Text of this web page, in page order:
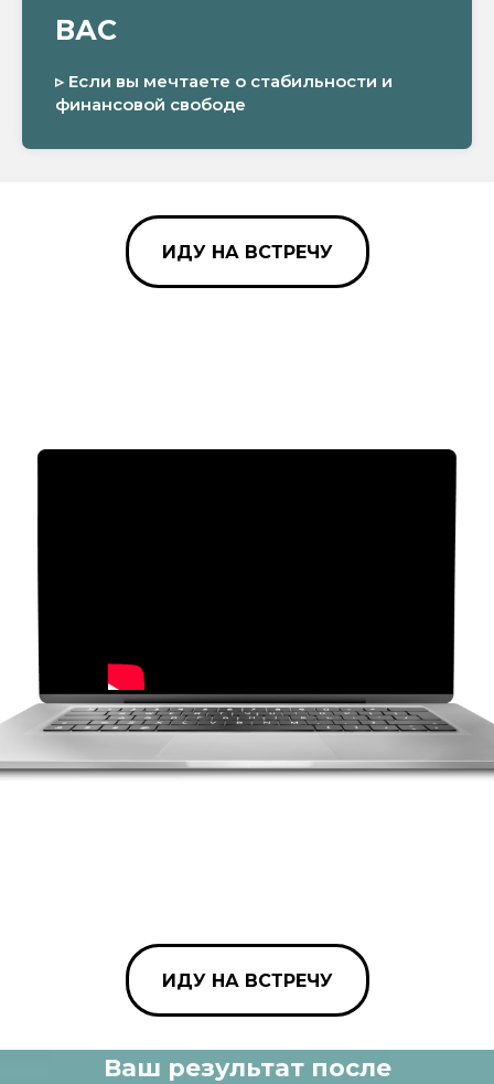
ВАС
▹ Если вы мечтаете о стабильности и
финансовой свободе
ИДУ НА ВСТРЕЧУ
ИДУ НА ВСТРЕЧУ
Ваш результат после